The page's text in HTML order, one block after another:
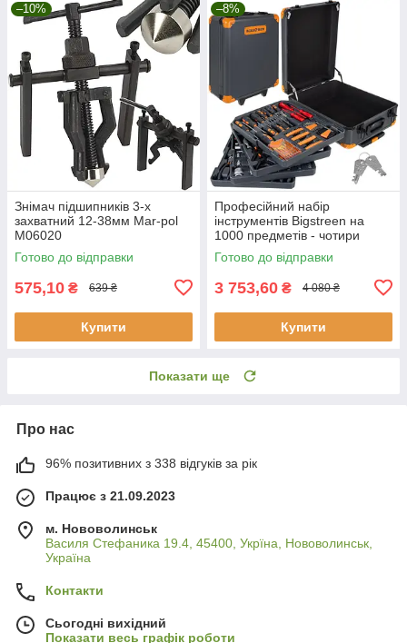
–10%
Знімач підшипників 3-х
захватний 12-38мм Mar-pol
M06020
Готово до відправки
575,10 ₴ 639 ₴
Купити
–8%
Професійний набір
інструментів Bigstreen на
1000 предметів - чотири
органайзери, алюмінієвий
кейс, повне обладнання
Готово до відправки
3 753,60 ₴ 4 080 ₴
Купити
Показати ще
Про нас
96% позитивних з 338 відгуків за рік
Працює з 21.09.2023
м. Нововолинськ
Василя Стефаника 19.4, 45400, Укрїна, Нововолинськ,
Україна
Контакти
Сьогодні вихідний
Показати весь графік роботи